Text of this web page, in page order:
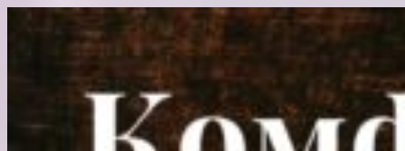
Перейти
содержимому